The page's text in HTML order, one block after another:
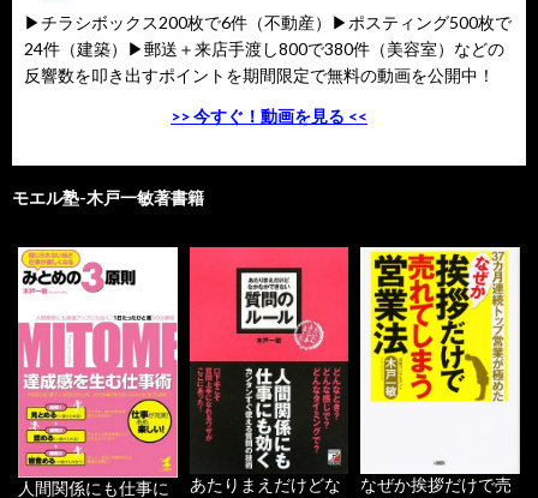
▶チラシボックス200枚で6件（不動産）▶ポスティング500枚で
24件（建築）▶郵送＋来店手渡し800で380件（美容室）などの
反響数を叩き出すポイントを期間限定で無料の動画を公開中！
>> 今すぐ！動画を見る <<
モエル塾-木戸一敏著書籍
人間関係にも仕事に
あたりまえだけどな
なぜか挨拶だけで売